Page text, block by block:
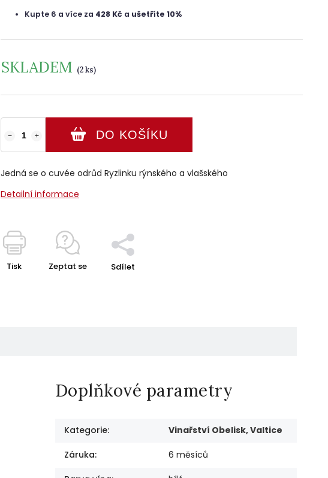
Kupte 6 a více za 428 Kč a ušetříte 10%
SKLADEM (2 ks)
+
− DO KOŠÍKU
Jedná se o cuvée odrůd Ryzlinku rýnského a vlašského
Detailní informace
Tisk Zeptat se Sdílet
Doplňkové parametry
Kategorie: Vinařství Obelisk, Valtice
Záruka: 6 měsíců